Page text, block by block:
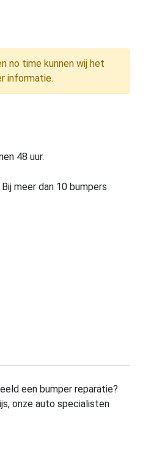
no time kunnen wij het
informatie.
48 uur.
meer dan 10 bumpers
een bumper reparatie?
onze auto specialisten